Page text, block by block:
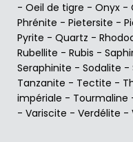
- Oeil de tigre - Onyx -
Phrénite - Pietersite -
Pyrite - Quartz -
Rubellite - Rubis -
Seraphinite - Sodalite -
Tanzanite - Tectite -
impériale - Tourmaline
- Variscite - Verdélite -